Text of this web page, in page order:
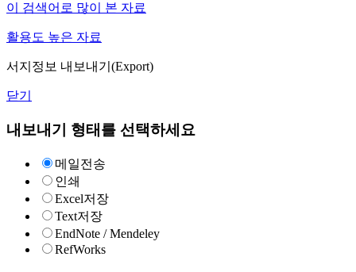
이 검색어로 많이 본 자료
활용도 높은 자료
서지정보 내보내기(Export)
닫기
내보내기 형태를 선택하세요
메일전송
인쇄
Excel저장
Text저장
EndNote / Mendeley
RefWorks